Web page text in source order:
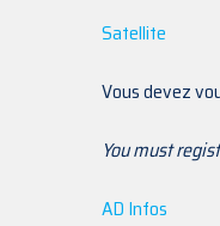
Satellite
Vous devez
You must
AD Infos